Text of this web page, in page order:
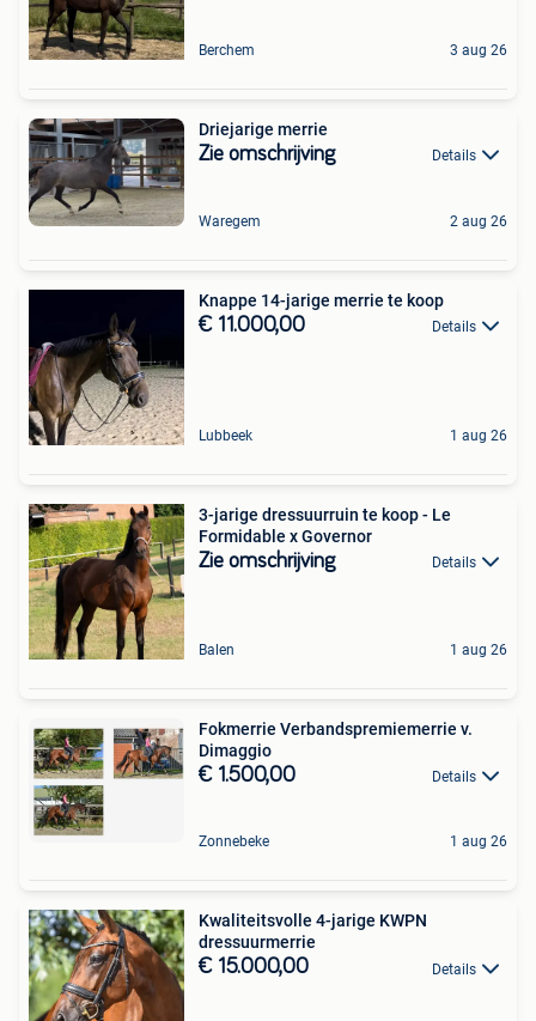
Berchem 3 aug 26
Driejarige merrie
Zie omschrijving Details
Waregem 2 aug 26
Knappe 14-jarige merrie te koop
€ 11.000,00 Details
Lubbeek 1 aug 26
3-jarige dressuurruin te koop - Le
Formidable x Governor
Zie omschrijving Details
Balen 1 aug 26
Fokmerrie Verbandspremiemerrie v.
Dimaggio
€ 1.500,00 Details
Zonnebeke 1 aug 26
Kwaliteitsvolle 4-jarige KWPN
dressuurmerrie
€ 15.000,00 Details